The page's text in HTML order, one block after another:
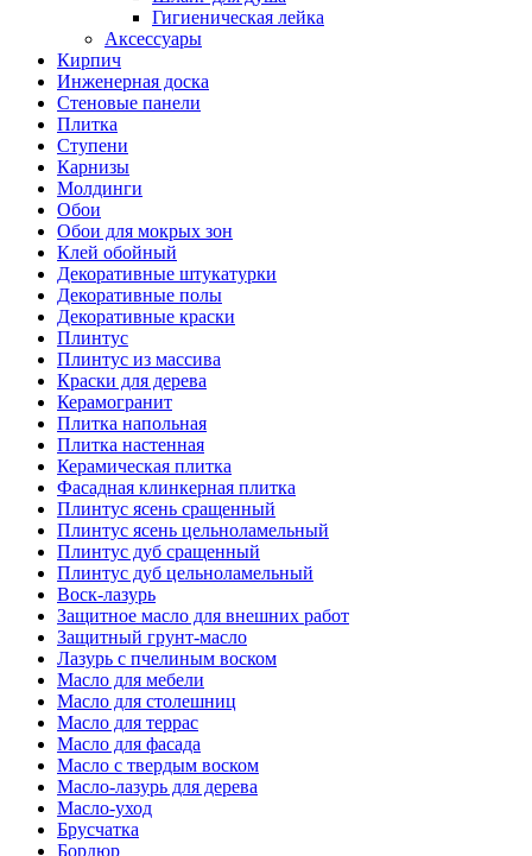
Гигиеническая лейка
Аксессуары
Кирпич
Инженерная доска
Стеновые панели
Плитка
Ступени
Карнизы
Молдинги
Обои
Обои для мокрых зон
Клей обойный
Декоративные штукатурки
Декоративные полы
Декоративные краски
Плинтус
Плинтус из массива
Краски для дерева
Керамогранит
Плитка напольная
Плитка настенная
Керамическая плитка
Фасадная клинкерная плитка
Плинтус ясень сращенный
Плинтус ясень цельноламельный
Плинтус дуб сращенный
Плинтус дуб цельноламельный
Воск-лазурь
Защитное масло для внешних работ
Защитный грунт-масло
Лазурь с пчелиным воском
Масло для мебели
Масло для столешниц
Масло для террас
Масло для фасада
Масло с твердым воском
Масло-лазурь для дерева
Масло-уход
Брусчатка
Бордюр